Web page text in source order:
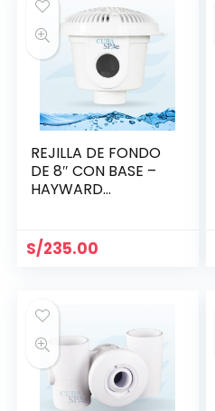
REJILLA DE FONDO
DE 8″ CON BASE –
HAYWARD
S/235.00